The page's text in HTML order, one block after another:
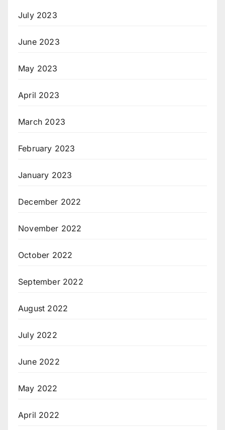
July 2023
June 2023
May 2023
April 2023
March 2023
February 2023
January 2023
December 2022
November 2022
October 2022
September 2022
August 2022
July 2022
June 2022
May 2022
April 2022